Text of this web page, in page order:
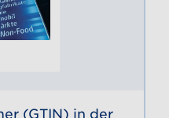
(GTIN) in der